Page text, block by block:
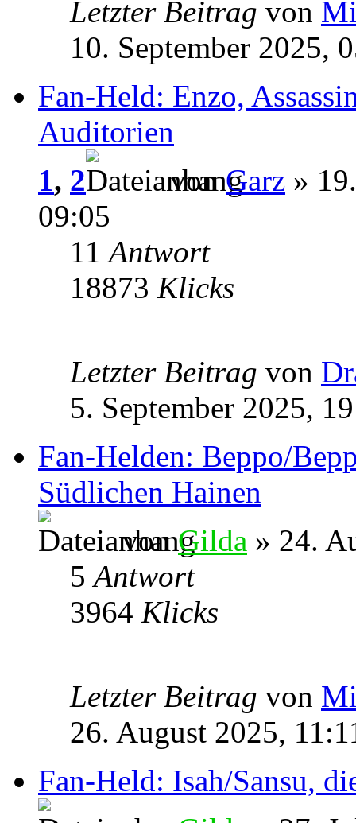
Letzter Beitrag von
10. September 2025,
Fan-Held: Enzo,
Auditorien
1, 2 vonGarz »
09:05
11Antwort
18873 Klicks
Letzter Beitrag von
5. September 2025,
Fan-Helden: Beppo/
Südlichen Hainen
vonGilda » 24.
5Antwort
3964 Klicks
Letzter Beitrag von
26. August 2025,
Fan-Held: Isah/Sansu,